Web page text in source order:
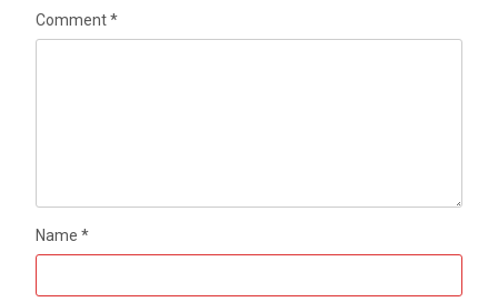
Comment*
Name*